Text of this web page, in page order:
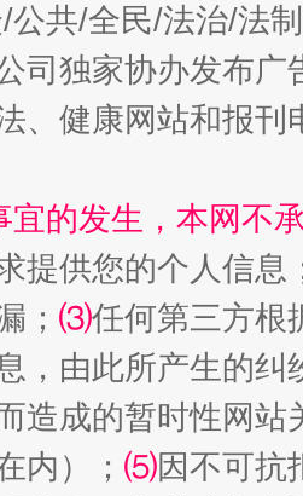
被判无期 从幼
公共/全民/法治/法
司独家协办发布
、健康网站和报
宜的发生，本网不
提供您的个人信息
； ⑶任何第三方根
，由此所产生的纠
造成的暂时性网
内）； ⑸因不可抗